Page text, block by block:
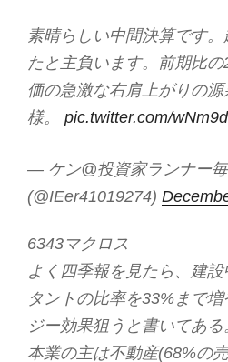
素晴らしい中間決算です
たと主負います。前期比
価の急激な右肩上がりの
様。 pic.twitter.com/
— ケン@投資家ランナー
(@IEer41019274)
6343マクロス
よく四季報を見たら、建
タントの比率を33%まで
ジー効果狙うと書いてある
本業の主は不動産(68%の